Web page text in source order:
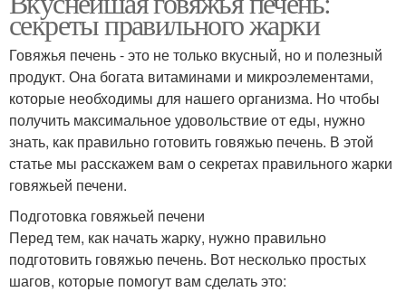
секреты правильного жарки
Говяжья печень - это не только вкусный, но и полезный
продукт. Она богата витаминами и микроэлементами,
которые необходимы для нашего организма. Но чтобы
получить максимальное удовольствие от еды, нужно
знать, как правильно готовить говяжью печень. В этой
статье мы расскажем вам о секретах правильного жарки
говяжьей печени.
Подготовка говяжьей печени
Перед тем, как начать жарку, нужно правильно
подготовить говяжью печень. Вот несколько простых
шагов, которые помогут вам сделать это: